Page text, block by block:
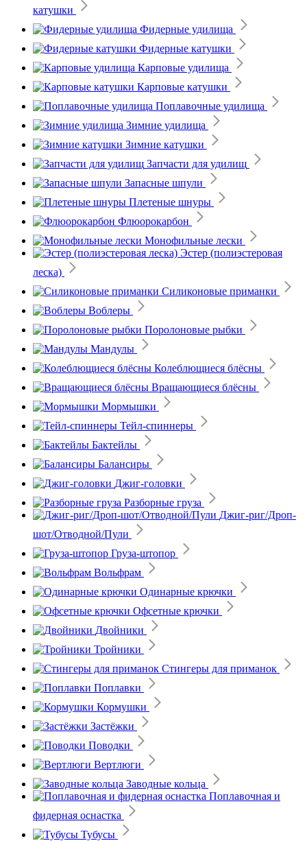
катушки
Фидерные удилища
Фидерные катушки
Карповые удилища
Карповые катушки
Поплавочные удилища
Зимние удилища
Зимние катушки
Запчасти для удилищ
Запасные шпули
Плетеные шнуры
Флюорокарбон
Монофильные лески
Эстер (полиэстеровая
леска)
Силиконовые приманки
Воблеры
Поролоновые рыбки
Мандулы
Колеблющиеся блёсны
Вращающиеся блёсны
Мормышки
Тейл-спиннеры
Бактейлы
Балансиры
Джиг-головки
Разборные груза
Джиг-риг/Дроп-
шот/Отводной/Пули
Груза-штопор
Вольфрам
Одинарные крючки
Офсетные крючки
Двойники
Тройники
Стингеры для приманок
Поплавки
Кормушки
Застёжки
Поводки
Вертлюги
Заводные кольца
Поплавочная и
фидерная оснастка
Тубусы